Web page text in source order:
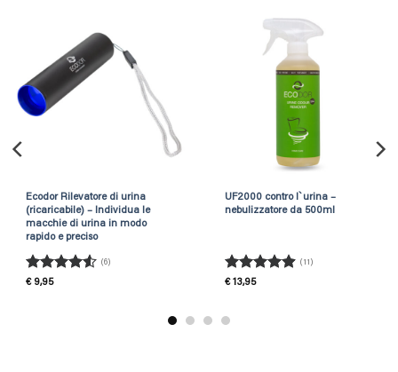
Ecodor Rilevatore di urina
(ricaricabile) – Individua le
macchie di urina in modo
rapido e preciso
Rated
(6)
€9,95
UF2000 contro l`urina –
nebulizzatore da 500ml
Rated
(11)
€13,95